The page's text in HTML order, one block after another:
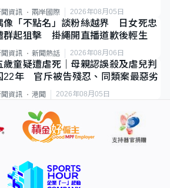
資訊 兩岸國際 2026年08月05日
像「不點名」談粉絲越界 日女死忠
群起狙擊 掛繩開直播道歉後輕生
資訊 新聞熱話 2026年08月06日
歲童疑遭虐死｜母親認誤殺及虐兒判
22年 官斥被告殘忍、同類案最惡劣
資訊 港聞 2026年08月05日